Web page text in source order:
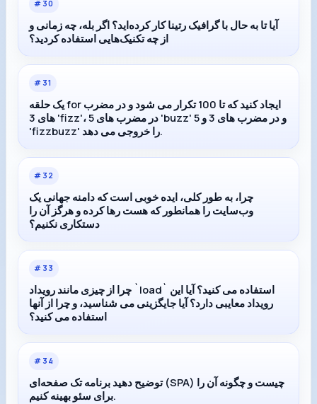
# 30
آیا تا به حال با گرافیک رتینا کار کرده‌اید؟ اگر بله، چه زمانی و
از چه تکنیک‌هایی استفاده کردید؟
# 31
یک حلقه for ایجاد کنید که تا 100 تکرار می شود و در مضرب
های 3 'fizz'، در مضرب های 5 'buzz' و در مضرب های 3 و 5
'fizzbuzz' را خروجی می دهد.
# 32
چرا، به طور کلی، ایده خوبی است که دامنه جهانی یک
وب‌سایت را همانطور که هست رها کرده و هرگز آن را
دستکاری نکنیم؟
# 33
چرا از چیزی مانند رویداد `load` استفاده می کنید؟ آیا این
رویداد معایبی دارد؟ آیا جایگزینی می شناسید، و چرا از آنها
استفاده می کنید؟
# 34
توضیح دهید برنامه تک صفحه‌ای (SPA) چیست و چگونه آن را
برای سئو بهینه کنیم.